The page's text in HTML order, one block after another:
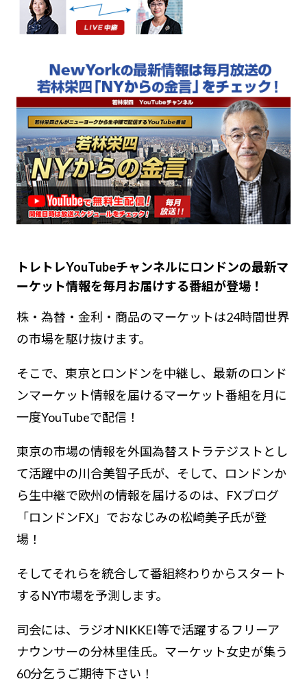
トレトレYouTubeチャンネルにロンドンの最新マ
ーケット情報を毎月お届けする番組が登場！
株・為替・金利・商品のマーケットは24時間世界
の市場を駆け抜けます。
そこで、東京とロンドンを中継し、最新のロンド
ンマーケット情報を届けるマーケット番組を月に
一度YouTubeで配信！
東京の市場の情報を外国為替ストラテジストとし
て活躍中の川合美智子氏が、そして、ロンドンか
ら生中継で欧州の情報を届けるのは、FXブログ
「ロンドンFX」でおなじみの松崎美子氏が登
場！
そしてそれらを統合して番組終わりからスタート
するNY市場を予測します。
司会には、ラジオNIKKEI等で活躍するフリーア
ナウンサーの分林里佳氏。マーケット女史が集う
60分乞うご期待下さい！